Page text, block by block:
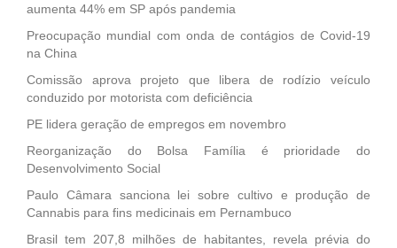
aumenta 44% em SP após pandemia
Preocupação mundial com onda de contágios de Covid-19
na China
Comissão aprova projeto que libera de rodízio veículo
conduzido por motorista com deficiência
PE lidera geração de empregos em novembro
Reorganização do Bolsa Família é prioridade do
Desenvolvimento Social
Paulo Câmara sanciona lei sobre cultivo e produção de
Cannabis para fins medicinais em Pernambuco
Brasil tem 207,8 milhões de habitantes, revela prévia do